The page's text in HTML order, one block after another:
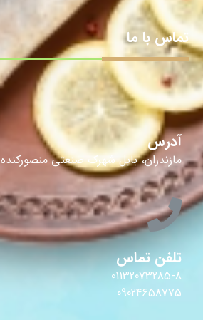
تماس با ما
آدرس
مازندران، بابل شهرک صنعتی منصورکنده
تلفن تماس
01132073285-8
09024658775